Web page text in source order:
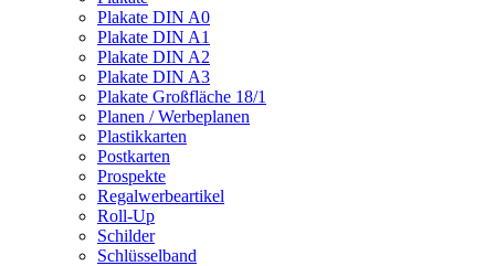
Plakate DIN A0
Plakate DIN A1
Plakate DIN A2
Plakate DIN A3
Plakate Großfläche 18/1
Planen / Werbeplanen
Plastikkarten
Postkarten
Prospekte
Regalwerbeartikel
Roll-Up
Schilder
Schlüsselband